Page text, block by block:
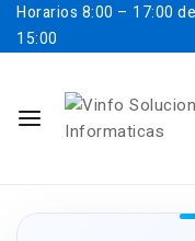
Horarios 8:00 – 17:00
15:00